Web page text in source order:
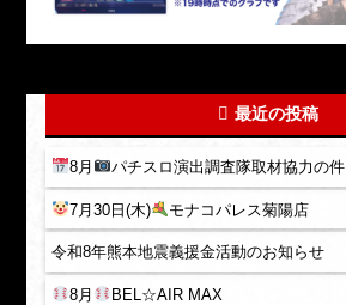
最近の投稿
8月 パチスロ演出調査隊取材協力の件
7月30日(木) モナコパレス菊陽店
令和8年熊本地震義援金活動のお知らせ
8月 BEL☆AIR MAX